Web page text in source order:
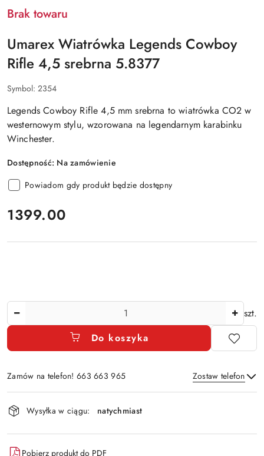
Brak towaru
Umarex Wiatrówka Legends Cowboy
Rifle 4,5 srebrna 5.8377
Symbol: 2354
Legends Cowboy Rifle 4,5 mm srebrna to wiatrówka CO2 w
westernowym stylu, wzorowana na legendarnym karabinku
Winchester.
Dostępność: Na zamówienie
Powiadom gdy produkt będzie dostępny
cena:
1399.00
szt.
Do koszyka
Zamów na telefon! 663 663 965 Zostaw telefon
Dostępność
i
dostawa
Wysyłka w ciągu: natychmiast
Pobierz produkt do PDF